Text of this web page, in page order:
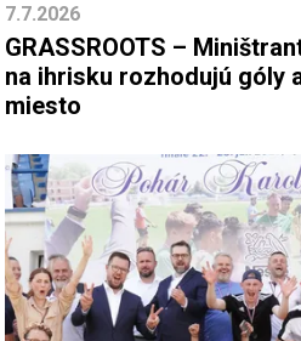
7.7.2026
GRASSROOTS –
na ihrisku rozhodujú góly
miesto